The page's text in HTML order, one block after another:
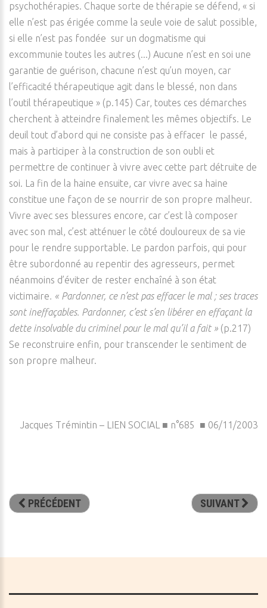
psychothérapies. Chaque sorte de thérapie se défend, « si
elle n’est pas érigée comme la seule voie de salut possible,
si elle n’est pas fondée sur un dogmatisme qui
excommunie toutes les autres (...) Aucune n’est en soi une
garantie de guérison, chacune n’est qu’un moyen, car
l’efficacité thérapeutique agit dans le blessé, non dans
l’outil thérapeutique » (p.145) Car, toutes ces démarches
cherchent à atteindre finalement les mêmes objectifs. Le
deuil tout d’abord qui ne consiste pas à effacer le passé,
mais à participer à la construction de son oubli et
permettre de continuer à vivre avec cette part détruite de
soi. La fin de la haine ensuite, car vivre avec sa haine
constitue une façon de se nourrir de son propre malheur.
Vivre avec ses blessures encore, car c’est là composer
avec son mal, c’est atténuer le côté douloureux de sa vie
pour le rendre supportable. Le pardon parfois, qui pour
être subordonné au repentir des agresseurs, permet
néanmoins d’éviter de rester enchaîné à son état
victimaire. « Pardonner, ce n’est pas effacer le mal ; ses traces
sont ineffaçables. Pardonner, c’est s’en libérer en effaçant la
dette insolvable du criminel pour le mal qu’il a fait » (p.217)
Se reconstruire enfin, pour transcender le sentiment de
son propre malheur.
Jacques Trémintin – LIEN SOCIAL ■ n°685 ■ 06/11/2003
PRÉCÉDENT SUIVANT